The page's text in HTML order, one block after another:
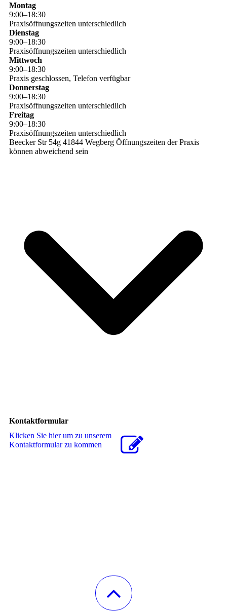
Montag
9:00–18:30
Praxisöffnungszeiten unterschiedlich
Dienstag
9:00–18:30
Praxisöffnungszeiten unterschiedlich
Mittwoch
9:00–18:30
Praxis geschlossen, Telefon verfügbar
Donnerstag
9:00–18:30
Praxisöffnungszeiten unterschiedlich
Freitag
9:00–18:30
Praxisöffnungszeiten unterschiedlich
Beecker Str 54g 41844 Wegberg Öffnungszeiten der Praxis
können abweichend sein
Kontaktformular
Klicken Sie hier um zu unserem
Kon­takt­for­mu­lar zu kommen